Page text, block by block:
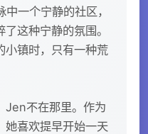
一个宁静的社区，
这种宁静的氛围。
小镇时，只有一种荒
Jen不在那里。作为
她喜欢提早开始一天